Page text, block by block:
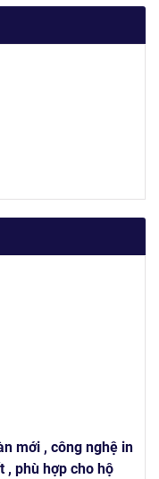
mới , công nghệ in
, phù hợp cho hộ